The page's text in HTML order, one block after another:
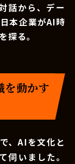
話から、デー
本企業がAI時
探る。
を動かす
、AIを文化と
伺いました。